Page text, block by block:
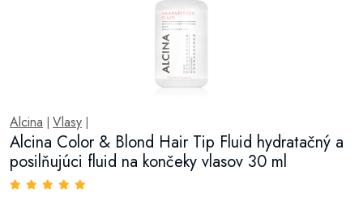
Alcina Vlasy
Alcina Color & Blond Hair Tip Fluid hydratačný a
posilňujúci fluid na končeky vlasov 30 ml